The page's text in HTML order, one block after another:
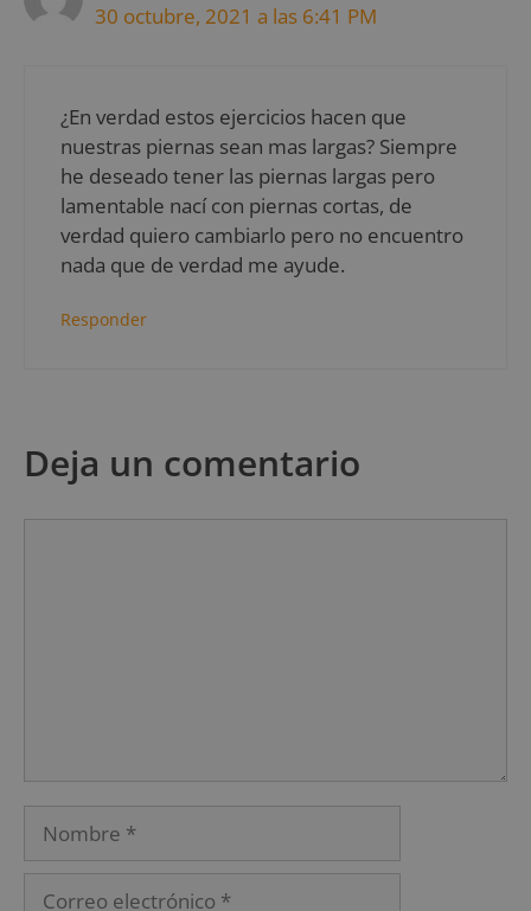
30 octubre, 2021 a las 6:41 PM
¿En verdad estos ejercicios hacen que
nuestras piernas sean mas largas? Siempre
he deseado tener las piernas largas pero
lamentable nací con piernas cortas, de
verdad quiero cambiarlo pero no encuentro
nada que de verdad me ayude.
Responder
Deja un comentario